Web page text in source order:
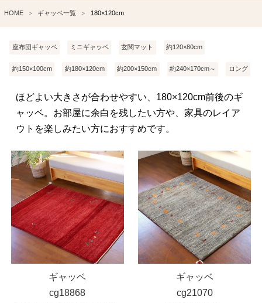
HOME ギャッベ一覧 180×120cm
座布団ギャッベ ミニギャッベ 玄関マット 約120×80cm
約150×100cm 約180×120cm 約200×150cm 約240×170cm～ ロング
ほどよい大きさが合わせやすい、180×120cm前後のギ
ャッベ。お部屋に余白を残したい方や、家具のレイア
ウトを楽しみたい方におすすめです。
ギャッベ
cg18868
ギャッベ
cg21070